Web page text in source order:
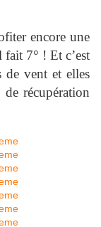
encore une
7° ! Et c’est
vent et elles
récupération